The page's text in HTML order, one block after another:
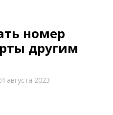
номер
другим
августа 2023